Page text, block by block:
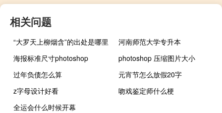
相关问题
“大罗天上柳烟含”的出处是哪里
河南师范大学专升本
海报标准尺寸photoshop
photoshop 压缩图片大小
过年负债怎么算
元宵节怎么放假20字
z字母设计好看
吻戏鉴定师什么梗
全运会什么时候开幕